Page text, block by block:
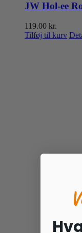
JW Hol-ee
119.00 kr.
Tilføj til kurv